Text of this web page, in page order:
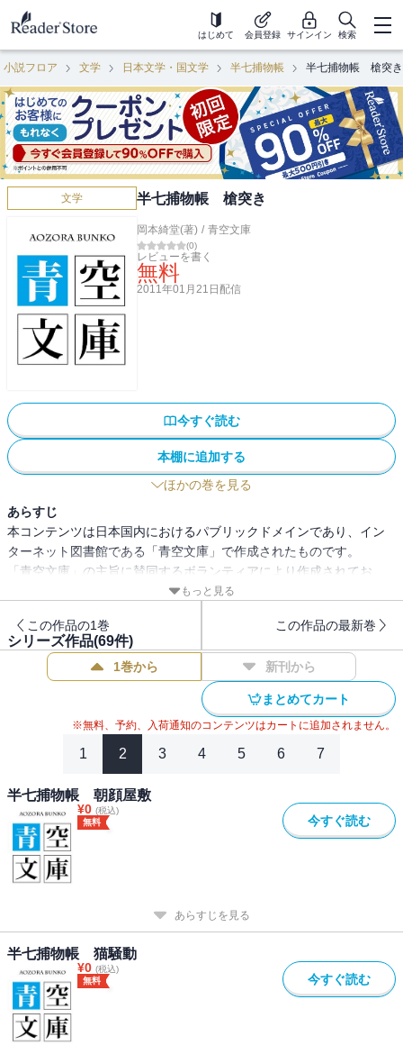
はじめて 会員登録 サインイン 検索
小説フロア 文学 日本文学・国文学 半七捕物帳 半七捕物帳 槍突き
文学 半七捕物帳 槍突き
岡本綺堂(著) / 青空文庫
(0)
レビューを書く
無料
2011年01月21日 配信
今すぐ読む
本棚に追加する
ほかの巻を見る
あらすじ
本コンテンツは日本国内におけるパブリックドメインであり、イン
ターネット図書館である「青空文庫」で作成されたものです。
「青空文庫」の主旨に賛同するボランティアにより作成されてお
り、注釈等が追記されている場合があります。
もっと見る
この作品の1巻 この作品の最新巻
シリーズ作品(69件)
1巻から 新刊から
まとめてカート
※無料、予約、入荷通知のコンテンツはカートに追加されません。
1 2 3 4 5 6 7
半七捕物帳 朝顔屋敷
¥0 (税込)
無料
今すぐ読む
あらすじを見る
半七捕物帳 猫騒動
¥0 (税込)
無料
今すぐ読む